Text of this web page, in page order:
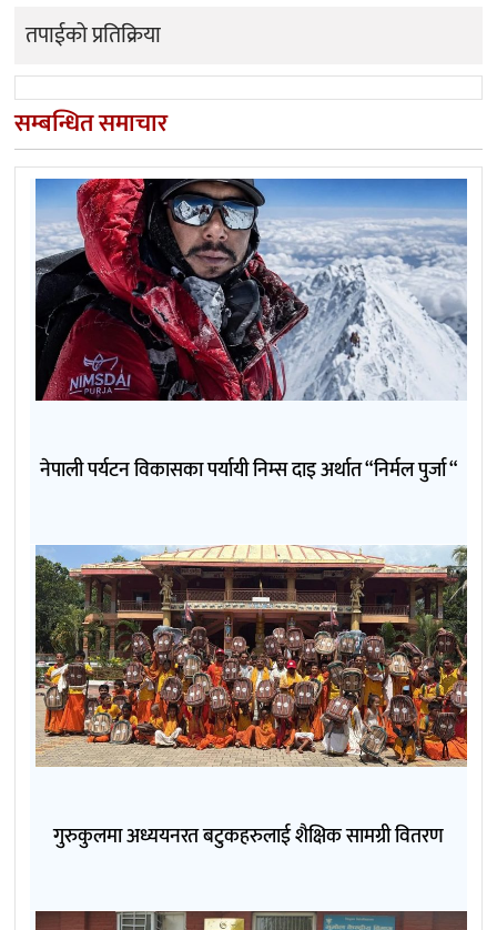
तपाईको प्रतिक्रिया
सम्बन्धित समाचार
नेपाली पर्यटन विकासका पर्यायी निम्स दाइ अर्थात “निर्मल पुर्जा “
गुरुकुलमा अध्ययनरत बटुकहरुलाई शैक्षिक सामग्री वितरण